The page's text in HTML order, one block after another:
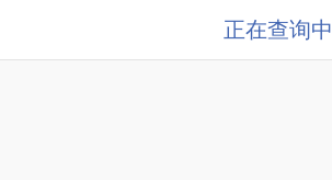
正在查询中